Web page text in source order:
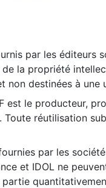
par les éditeurs
la propriété
non destinées à une
est le producteur,
réutilisation
par les
et IDOL ne